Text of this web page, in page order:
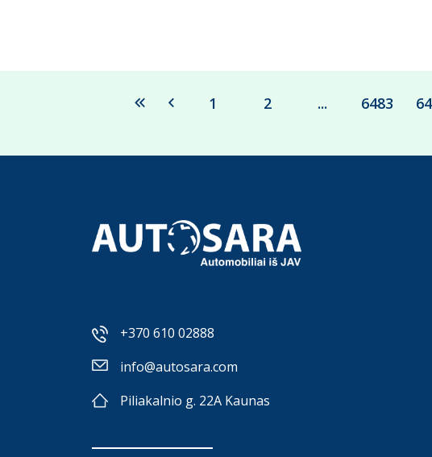
1 2 ... 6483
+370 610 02888
info@autosara.com
Piliakalnio g. 22A Kaunas